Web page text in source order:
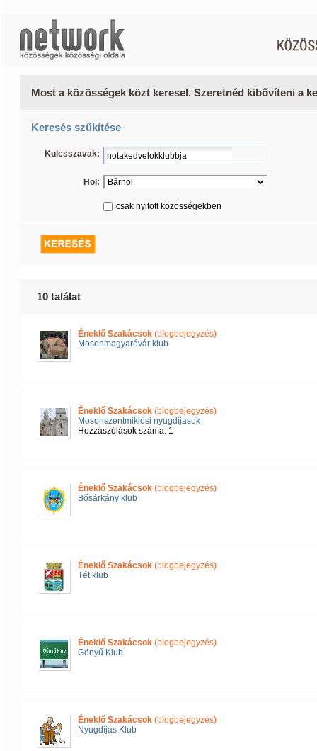
Most a közösségek közt keresel. Szeretnéd kibővíteni a
Keresés szűkítése
Kulcsszavak:
Hol:
csak nyitott közösségekben
10 találat
Éneklő Szakácsok (blogbejegyzés)
Mosonmagyaróvár klub
Éneklő Szakácsok (blogbejegyzés)
Mosonszentmiklósi nyugdíjasok
Hozzászólások száma: 1
Éneklő Szakácsok (blogbejegyzés)
Bősárkány klub
Éneklő Szakácsok (blogbejegyzés)
Tét klub
Éneklő Szakácsok (blogbejegyzés)
Gönyű Klub
Éneklő Szakácsok (blogbejegyzés)
Nyugdíjas Klub